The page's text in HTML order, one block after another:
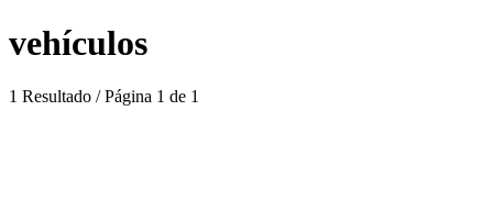
vehículos
1 Resultado / Página 1 de 1